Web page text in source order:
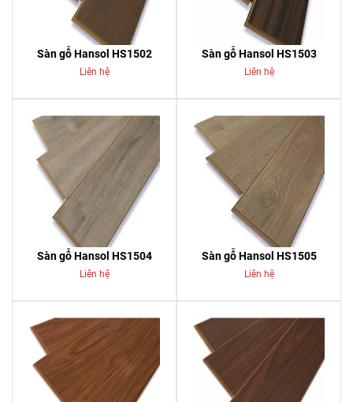
Sàn gỗ Hansol HS1502
Liên hệ
Sàn gỗ Hansol HS1503
Liên hệ
Sàn gỗ Hansol HS1504
Liên hệ
Sàn gỗ Hansol HS1505
Liên hệ